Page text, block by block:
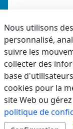
Documentation
Privacy
Accessibilité
Code éthique
Nous utilisons
personnalisé,
suivre les
collecter des
base
cookies pour la
site Web ou
politique de